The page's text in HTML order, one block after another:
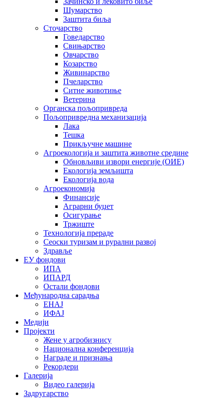
Шумарство
Заштита биља
Сточарство
Говедарство
Свињарство
Овчарство
Козарство
Живинарство
Пчеларство
Ситне животиње
Ветерина
Органска пољопривреда
Пољопривредна механизација
Лака
Тешка
Прикључне машине
Агроекологија и заштита животне средине
Обновљиви извори енергије (ОИЕ)
Екологија земљишта
Екологија вода
Агроекономија
Финансије
Аграрни буџет
Осигурање
Тржиште
Технологија прераде
Сеоски туризам и рурални развој
Здравље
ЕУ фондови
ИПА
ИПАРД
Остали фондови
Међународна сарадња
ЕНАЈ
ИФАЈ
Медији
Пројекти
Жене у агробизнису
Национална конференција
Награде и признања
Рекордери
Галерија
Видео галерија
Задругарство